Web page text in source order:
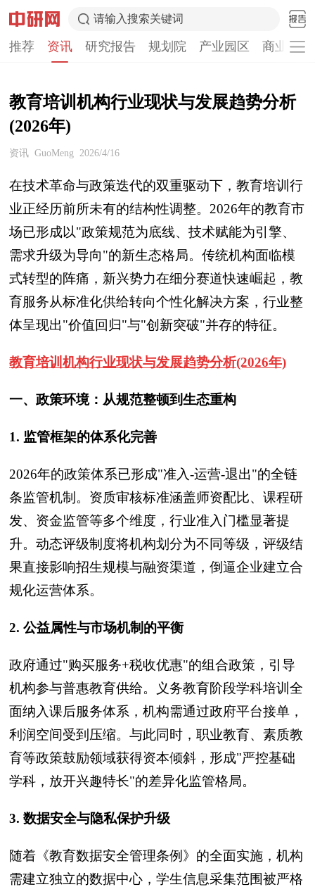
请输入搜索关键词
推荐 资讯 研究报告 规划院 产业园区 商业计
教育培训机构行业现状与发展趋势分析
(2026年)
资讯 GuoMeng 2026/4/16
在技术革命与政策迭代的双重驱动下，教育培训行
业正经历前所未有的结构性调整。2026年的教育市
场已形成以"政策规范为底线、技术赋能为引擎、
需求升级为导向"的新生态格局。传统机构面临模
式转型的阵痛，新兴势力在细分赛道快速崛起，教
育服务从标准化供给转向个性化解决方案，行业整
体呈现出"价值回归"与"创新突破"并存的特征。
教育培训机构行业现状与发展趋势分析(2026年)
一、政策环境：从规范整顿到生态重构
1. 监管框架的体系化完善
2026年的政策体系已形成"准入-运营-退出"的全链
条监管机制。资质审核标准涵盖师资配比、课程研
发、资金监管等多个维度，行业准入门槛显著提
升。动态评级制度将机构划分为不同等级，评级结
果直接影响招生规模与融资渠道，倒逼企业建立合
规化运营体系。
2. 公益属性与市场机制的平衡
政府通过"购买服务+税收优惠"的组合政策，引导
机构参与普惠教育供给。义务教育阶段学科培训全
面纳入课后服务体系，机构需通过政府平台接单，
利润空间受到压缩。与此同时，职业教育、素质教
育等政策鼓励领域获得资本倾斜，形成"严控基础
学科，放开兴趣特长"的差异化监管格局。
3. 数据安全与隐私保护升级
随着《教育数据安全管理条例》的全面实施，机构
需建立独立的数据中心，学生信息采集范围被严格